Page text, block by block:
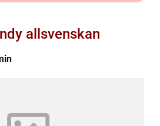
allsvenskan